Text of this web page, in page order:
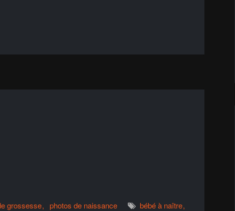
grossesse photos de naissance
bébé à naître